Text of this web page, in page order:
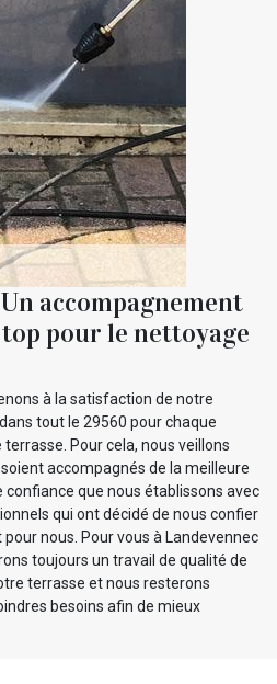
accompagnement
pour le nettoyage
à la satisfaction de notre
tout le 29560 pour chaque
Pour cela, nous veillons
accompagnés de la meilleure
confiance que nous établissons avec
qui ont décidé de nous confier
nous. Pour vous à Landevennec
toujours un travail de qualité de
terrasse et nous resterons
besoins afin de mieux